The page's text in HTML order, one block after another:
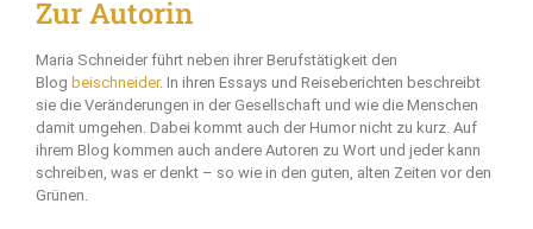
Zur Autorin
Maria Schneider führt neben ihrer Berufstätigkeit den
Blog beischneider. In ihren Essays und Reiseberichten beschreibt
sie die Veränderungen in der Gesellschaft und wie die Menschen
damit umgehen. Dabei kommt auch der Humor nicht zu kurz. Auf
ihrem Blog kommen auch andere Autoren zu Wort und jeder kann
schreiben, was er denkt – so wie in den guten, alten Zeiten vor den
Grünen.